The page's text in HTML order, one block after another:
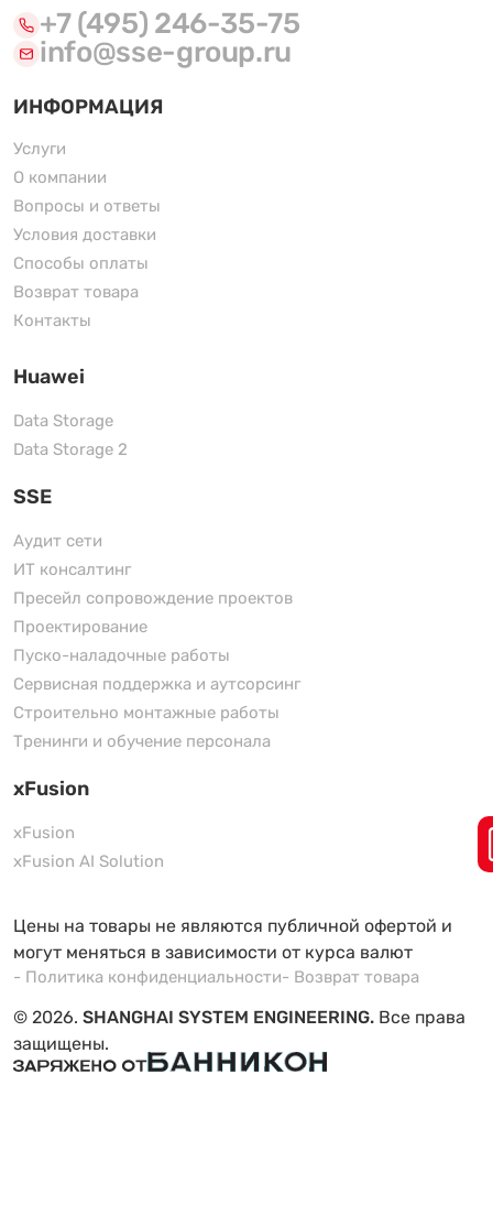
+7 (495) 246-35-75
info@sse-group.ru
ИНФОРМАЦИЯ
Услуги
О компании
Вопросы и ответы
Условия доставки
Способы оплаты
Возврат товара
Контакты
Huawei
Data Storage
Data Storage 2
SSE
Аудит сети
ИТ консалтинг
Пресейл сопровождение проектов
Проектирование
Пуско-наладочные работы
Сервисная поддержка и аутсорсинг
Строительно монтажные работы
Тренинги и обучение персонала
xFusion
xFusion
xFusion AI Solution
Цены на товары не являются публичной офертой и
могут меняться в зависимости от курса валют
- Политика конфиденциальности- Возврат товара
© 2026. SHANGHAI SYSTEM ENGINEERING. Все права
защищены.